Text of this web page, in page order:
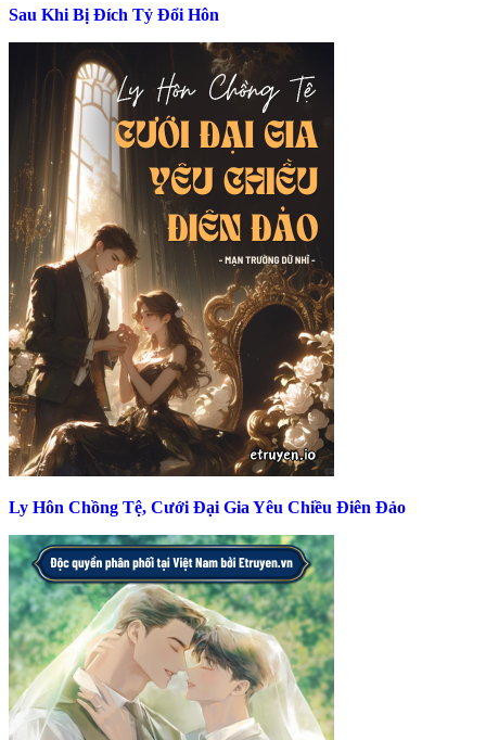
Sau Khi Bị Đích Tỷ Đổi Hôn
Ly Hôn Chồng Tệ, Cưới Đại Gia Yêu Chiều Điên Đảo